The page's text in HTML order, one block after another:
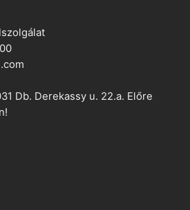
Db. Derekassy u. 22.a. Előre